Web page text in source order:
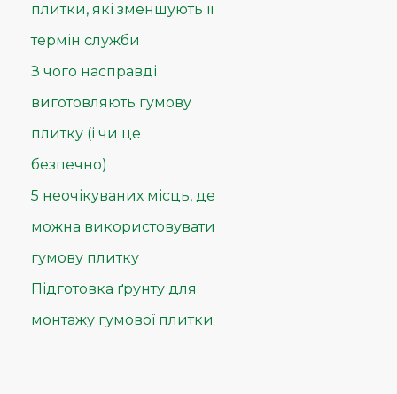
плитки, які зменшують її
термін служби
З чого насправді
виготовляють гумову
плитку (і чи це
безпечно)
5 неочікуваних місць, де
можна використовувати
гумову плитку
Підготовка ґрунту для
монтажу гумової плитки